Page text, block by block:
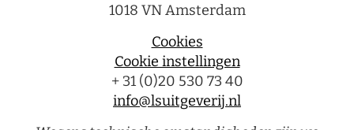
1018 VN Amsterdam
Cookies
Cookie instellingen
+ 31 (0)20 530 73 40
info@lsuitgeverij.nl